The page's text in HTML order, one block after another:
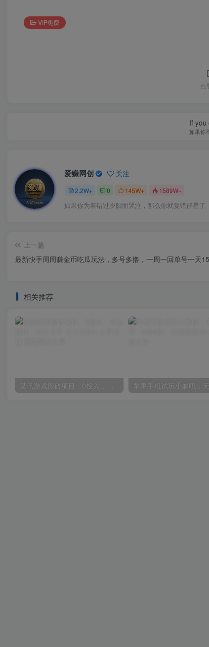
VIP免费
点
If you
如果你
爱赚网创 关注
2.2W+ 0 145W+ 1589W+
如果你为着错过夕阳而哭泣，那么你就要错群星了
上一篇
最新快手周周赚金币吃瓜玩法，多号多撸，一周一回单号一天
相关推荐
某讯游戏搬砖项目，0投入，可以挂机，轻松上手,月入3000+上不封顶